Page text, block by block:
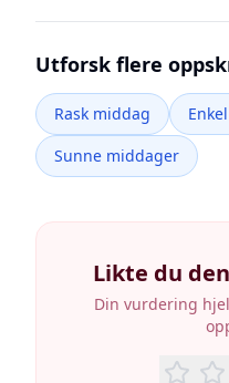
Utforsk flere
Rask middag
Sunne middager
Likte du
Din vurdering